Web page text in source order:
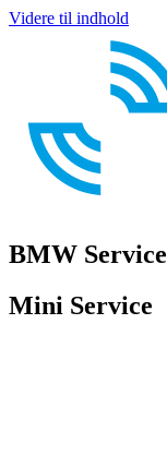
Videre til indhold
BMW Service
Mini Service